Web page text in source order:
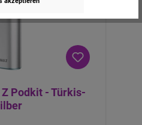
Podkit - Türkis-